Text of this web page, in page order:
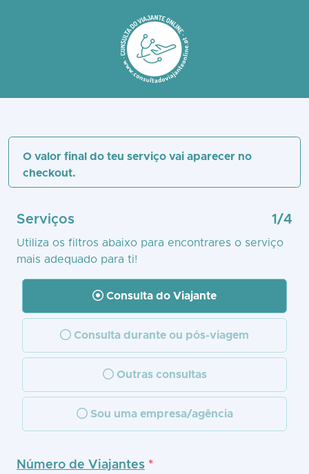
O valor final do teu serviço vai aparecer no
checkout.
Serviços 1 /4
Utiliza os filtros abaixo para encontrares o serviço
mais adequado para ti!
Consulta do Viajante
Consulta durante ou pós-viagem
Outras consultas
Sou uma empresa/agência
Número de Viajantes *